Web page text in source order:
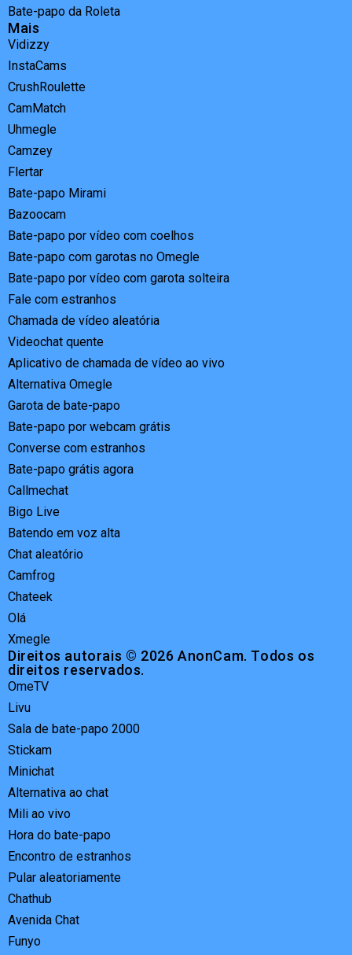
Bate-papo da Roleta
Mais
Vidizzy
InstaCams
CrushRoulette
CamMatch
Uhmegle
Camzey
Flertar
Bate-papo Mirami
Bazoocam
Bate-papo por vídeo com coelhos
Bate-papo com garotas no Omegle
Bate-papo por vídeo com garota solteira
Fale com estranhos
Chamada de vídeo aleatória
Videochat quente
Aplicativo de chamada de vídeo ao vivo
Alternativa Omegle
Garota de bate-papo
Bate-papo por webcam grátis
Converse com estranhos
Bate-papo grátis agora
Callmechat
Bigo Live
Batendo em voz alta
Chat aleatório
Camfrog
Chateek
Olá
Xmegle
Direitos autorais © 2026 AnonCam. Todos os
direitos reservados.
OmeTV
Livu
Sala de bate-papo 2000
Stickam
Minichat
Alternativa ao chat
Mili ao vivo
Hora do bate-papo
Encontro de estranhos
Pular aleatoriamente
Chathub
Avenida Chat
Funyo